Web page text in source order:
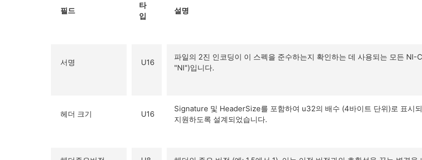
필드
타
입
설명
서명 U16
파일의 2진 인코딩이 이 스펙을 준수하는지 확인하는 데 사용되는 모든 NI-
"NI")입니다.
헤더 크기 U16
Signature 및 HeaderSize를 포함하여 u32의 배수 (4바이트 단위)로 표시
지원하도록 설계되었습니다.